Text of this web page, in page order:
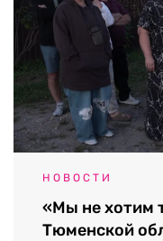
НОВОСТИ
«Мы не хотим
Тюменской